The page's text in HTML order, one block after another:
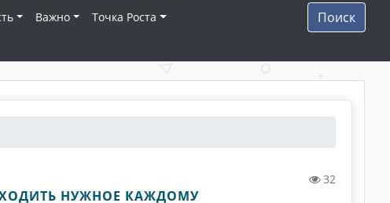
Важно
Точка Роста
Поиск
32
НУЖНОЕ КАЖДОМУ